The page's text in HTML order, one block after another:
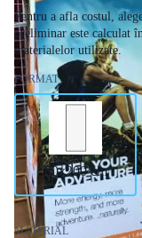
Pentru a afla costul,
preliminar este calculat
materialelor utilizate.
FORMAT
80x200 cm
MATERIAL